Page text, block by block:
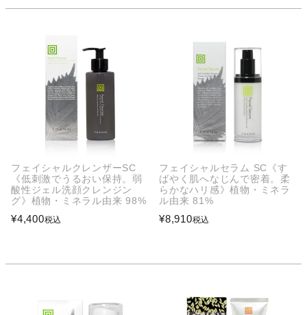
フェイシャルクレンザーSC
《低刺激でうるおい保持。弱
酸性ジェル洗顔クレンジン
グ》植物・ミネラル由来 98%
¥4,400税込
フェイシャルセラム SC《す
ばやく肌へなじんで密着。柔
らかなハリ感》植物・ミネラ
ル由来 81%
¥8,910税込